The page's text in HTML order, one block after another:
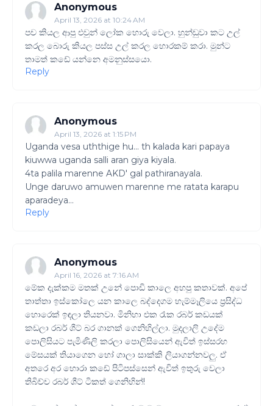
Anonymous
April 13, 2026 at 10:24 AM
පච කියල ආපු එවුන් ලෝක හොරු වෙලා. හුන්ඩුවා කට උල්
කරල බොරු කියල පස්ස උල් කරල හොරකම් කරා. මුන්ට
තාමත් කඩේ යන්නෙ අමනුස්සයො.
Reply
Anonymous
April 13, 2026 at 1:15 PM
Uganda vesa uththige hu... th kalada kari papaya
kiuwwa uganda salli aran giya kiyala.
4ta palila marenne AKD' gal pathiranayala.
Unge daruwo amuwen marenne me ratata karapu
aparadeya...
Reply
Anonymous
April 16, 2026 at 7:16 AM
මේක දැක්කම මතක් උනේ පොඩි කාලෙ අහපු කතාවක්. අපේ
තාත්තා ඉස්කෝලෙ යන කාලෙ බද්දෙගම හැම්මෑලියෙ ප්‍රසිද්ධ
හොරෙක් ඉඳලා තියනවා. මිනිහා එක රෑක රබර් කඩයක්
කඩලා රබර් ශීට් බර ගානක් ගෙනිහිල්ලා. මුදලාලි උදේම
පොලිසියට පැමිණිලි කරලා පොලිසියෙන් ඇවිත් ඉස්සරහ
මේසයක් තියාගෙන හෝ ගාලා සාක්කි ලියාගන්නවලු. ඒ
අතරෙ අර හොරා කඩේ පිටිපස්සෙන් ඇවිත් ඉතුරු වෙලා
තිබිච්ච රබර් ශීට් ටිකත් ගෙනිහින්!